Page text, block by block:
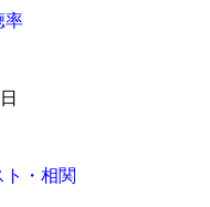
率
・相関